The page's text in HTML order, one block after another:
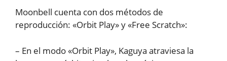
Moonbell cuenta con dos métodos de
reproducción: «Orbit Play» y «Free Scratch»:
– En el modo «Orbit Play», Kaguya atraviesa la